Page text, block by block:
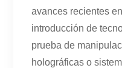
avances recientes
introducción de
prueba de
holográficas o